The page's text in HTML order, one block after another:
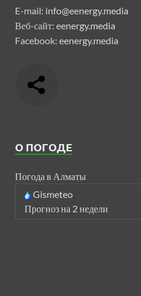
E-mail: info@eenergy.media
Веб-сайт: eenergy.media
Facebook: eenergy.media
О ПОГОДЕ
Погода в Алматы
Gismeteo
Прогноз на 2 недели